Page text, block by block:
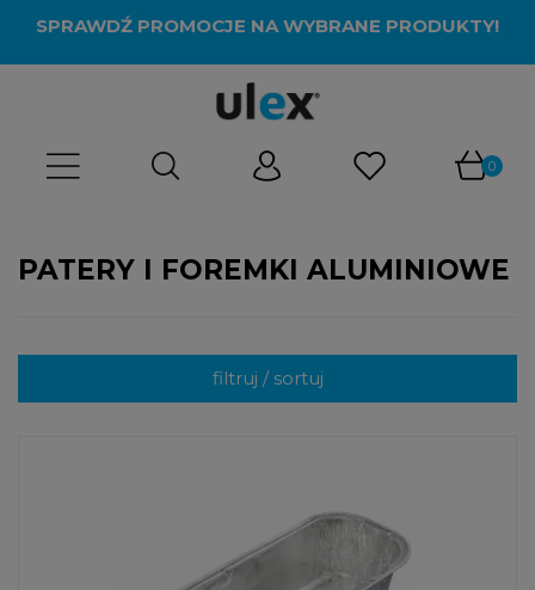
SPRAWDŹ PROMOCJE NA WYBRANE PRODUKTY!
PATERY I FOREMKI ALUMINIOWE
filtruj / sortuj